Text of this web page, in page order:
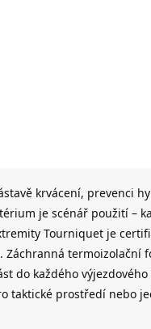
á
d
a
c
í
p
r
krvácení, prevenci
je scénář použití –
Tourniquet je
Záchranná termoizolační
do každého
taktické prostředí nebo